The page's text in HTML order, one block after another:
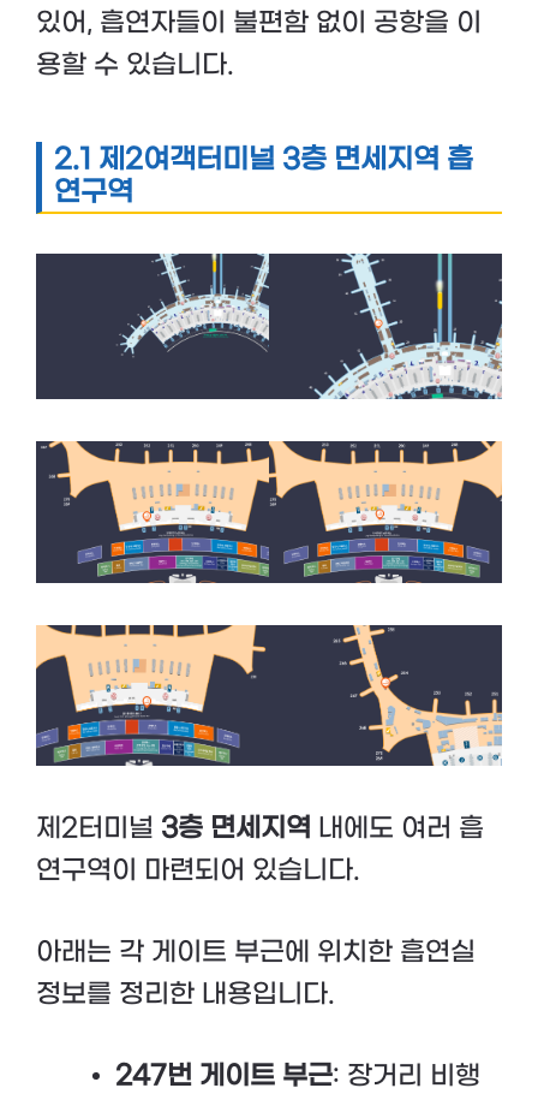
있어, 흡연자들이 불편함 없이 공항을 이
용할 수 있습니다.
2.1 제2여객터미널 3층 면세지역 흡
연구역
제2터미널 3층 면세지역 내에도 여러 흡
연구역이 마련되어 있습니다.
아래는 각 게이트 부근에 위치한 흡연실
정보를 정리한 내용입니다.
247번 게이트 부근: 장거리 비행